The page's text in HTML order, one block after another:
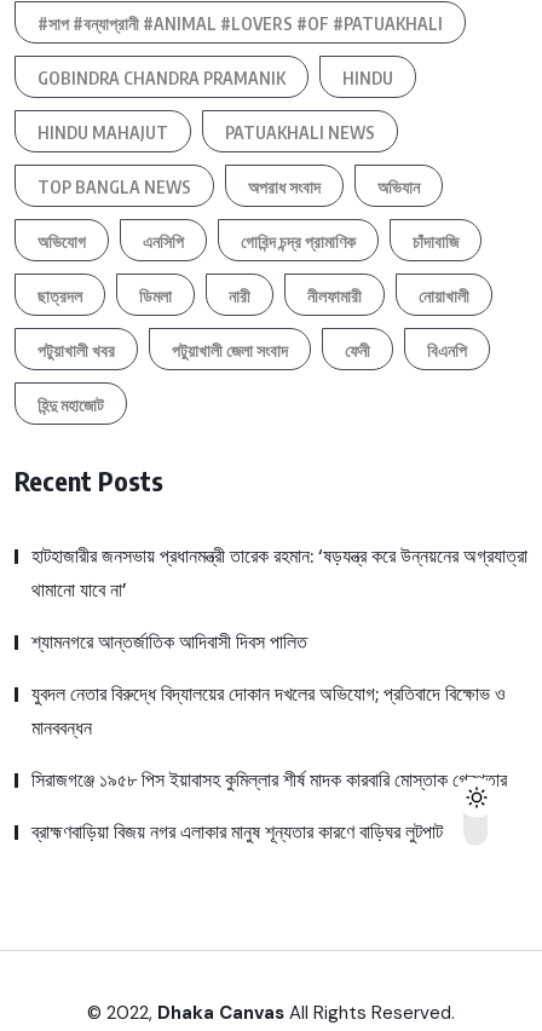
#সাপ #বন্যাপ্রানী #ANIMAL #LOVERS #OF #PATUAKHALI
GOBINDRA CHANDRA PRAMANIK HINDU
HINDU MAHAJUT PATUAKHALI NEWS
TOP BANGLA NEWS অপরাধ সংবাদ অভিযান
অভিযোগ এনসিপি গোবিন্দ চন্দ্র প্রামাণিক চাঁদাবাজি
ছাত্রদল ডিমলা নারী নীলফামারী নোয়াখালী
পটুয়াখালী খবর পটুয়াখালী জেলা সংবাদ ফেনী বিএনপি
হিন্দু মহাজোট
Recent Posts
হাটহাজারীর জনসভায় প্রধানমন্ত্রী তারেক রহমান: ‘ষড়যন্ত্র করে উন্নয়নের অগ্রযাত্রা
থামানো যাবে না’
শ্যামনগরে আন্তর্জাতিক আদিবাসী দিবস পালিত
যুবদল নেতার বিরুদ্ধে বিদ্যালয়ের দোকান দখলের অভিযোগ; প্রতিবাদে বিক্ষোভ ও
মানববন্ধন
সিরাজগঞ্জে ১৯৫৮ পিস ইয়াবাসহ কুমিল্লার শীর্ষ মাদক কারবারি মোস্তাক গ্রেপ্তার
ব্রাহ্মণবাড়িয়া বিজয় নগর এলাকার মানুষ শূন্যতার কারণে বাড়িঘর লুটপাট
© 2022, Dhaka Canvas All Rights Reserved.